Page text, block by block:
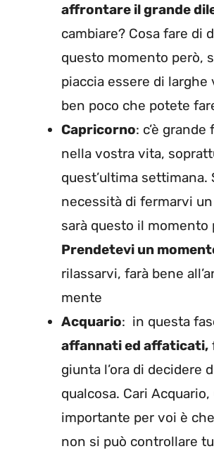
affrontare il grande
cambiare? Cosa fare di
questo momento però,
piaccia essere di larghe
ben poco che potete
Capricorno: c’è
nella vostra vita,
quest’ultima settimana.
necessità di fermarvi
sarà questo il momento
Prendetevi un
rilassarvi, farà bene
mente
Acquario: in questa
affannati ed affaticati,
giunta l’ora di decidere
qualcosa. Cari
importante per voi è
non si può controllare